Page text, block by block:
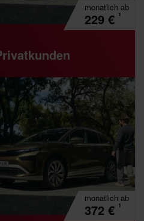
monatlich ab
229 € ¹
monatlich ab
372 € ¹